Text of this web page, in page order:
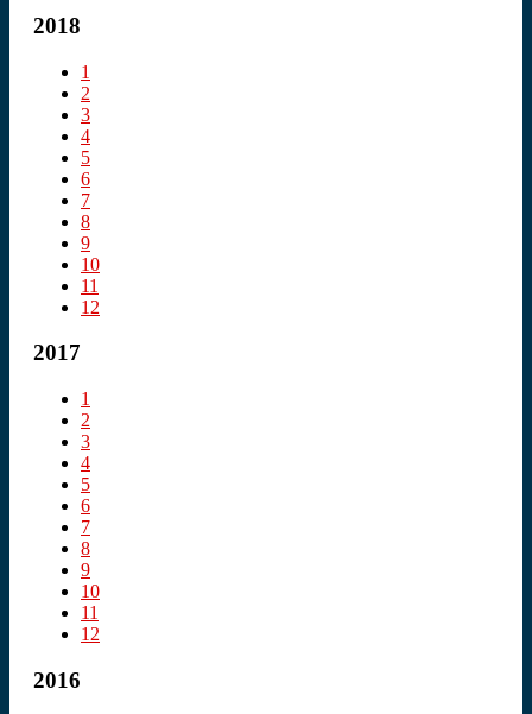
2018
1
2
3
4
5
6
7
8
9
10
11
12
2017
1
2
3
4
5
6
7
8
9
10
11
12
2016